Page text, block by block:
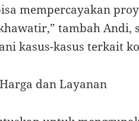
mempercayakan
tambah Andi,
kasus-kasus terkait
dan Layanan